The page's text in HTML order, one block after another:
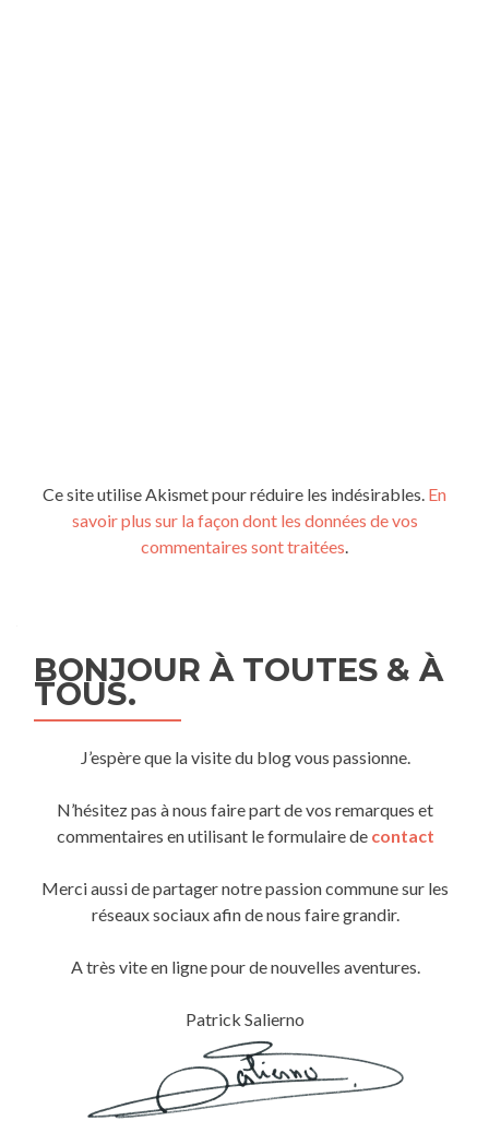
Ce site utilise Akismet pour réduire les indésirables. En
savoir plus sur la façon dont les données de vos
commentaires sont traitées
BONJOUR À TOUTES & À
TOUS.
J’espère que la visite du blog vous passionne.
N’hésitez pas à nous faire part de vos remarques et
commentaires en utilisant le formulaire de contact
Merci aussi de partager notre passion commune sur les
réseaux sociaux afin de nous faire grandir.
A très vite en ligne pour de nouvelles aventures.
Patrick Salierno